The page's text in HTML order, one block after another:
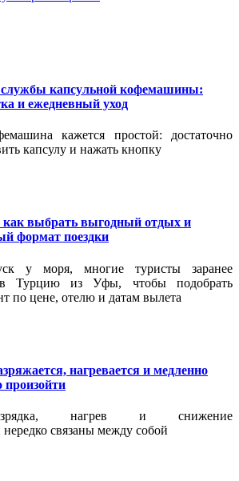
службы капсульной кофемашины:
и ежедневный уход
кажется простой: достаточно
капсулу и нажать кнопку
выбрать выгодный отдых и
формат поездки
у моря, многие туристы заранее
в Турцию из Уфы, чтобы подобрать
по цене, отелю и датам вылета
нагревается и медленно
произойти
нагрев и снижение
нередко связаны между собой